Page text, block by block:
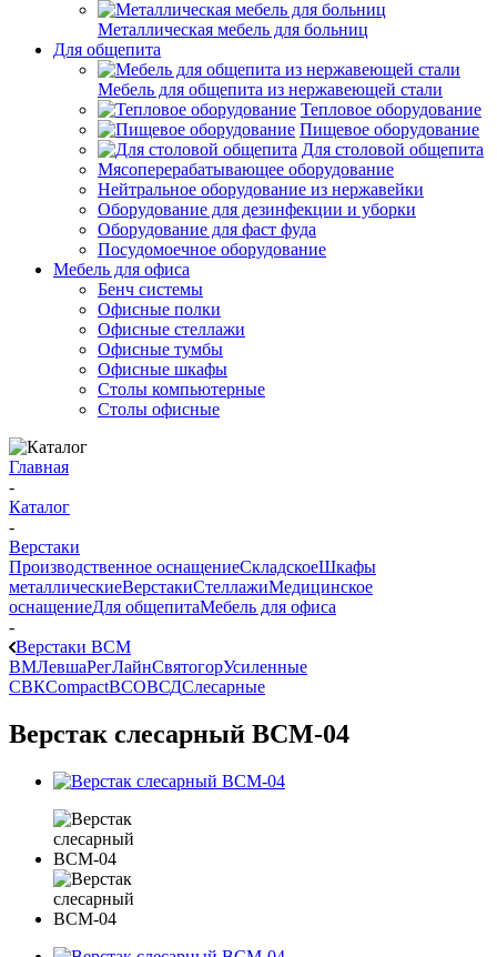
Металлическая мебель для больниц
Для общепита
Мебель для общепита из нержавеющей стали
Тепловое оборудование
Пищевое оборудование
Для столовой общепита
Мясоперерабатывающее оборудование
Нейтральное оборудование из нержавейки
Оборудование для дезинфекции и уборки
Оборудование для фаст фуда
Посудомоечное оборудование
Мебель для офиса
Бенч системы
Офисные полки
Офисные стеллажи
Офисные тумбы
Офисные шкафы
Столы компьютерные
Столы офисные
Главная
-
Каталог
-
Верстаки
Производственное оснащениеСкладскоеШкафы
металлическиеВерстакиСтеллажиМедицинское
оснащениеДля общепитаМебель для офиса
-
Верстаки ВСМ
ВМЛевшаРегЛайнСвятогорУсиленные
СВКCompactВСОВСДСлесарные
Верстак слесарный ВСМ-04